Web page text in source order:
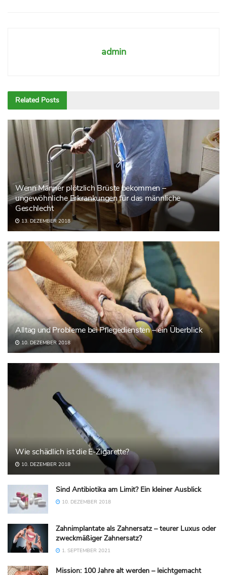
admin
Related Posts
Wenn Männer plötzlich Brüste bekommen –
ungewöhnliche Erkrankungen für das männliche
Geschlecht
13. DEZEMBER 2018
Alltag und Probleme bei Pflegediensten – ein Überblick
10. DEZEMBER 2018
Wie schädlich ist die E-Zigarette?
10. DEZEMBER 2018
Sind Antibiotika am Limit? Ein kleiner Ausblick
10. DEZEMBER 2018
Zahnimplantate als Zahnersatz – teurer Luxus oder
zweckmäßiger Zahnersatz?
1. SEPTEMBER 2021
Mission: 100 Jahre alt werden – leichtgemacht